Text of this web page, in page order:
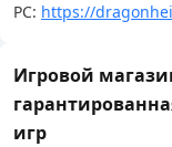
PC: https://
Игровой
игр